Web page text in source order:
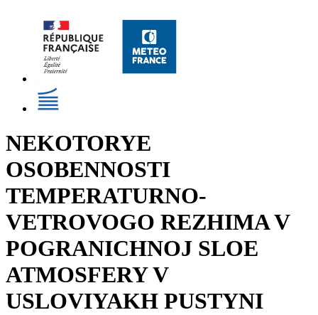
NEKOTORYE
OSOBENNOSTI
TEMPERATURNO-
VETROVOGO REZHIMA V
POGRANICHNOJ SLOE
ATMOSFERY V
USLOVIYAKH PUSTYNI